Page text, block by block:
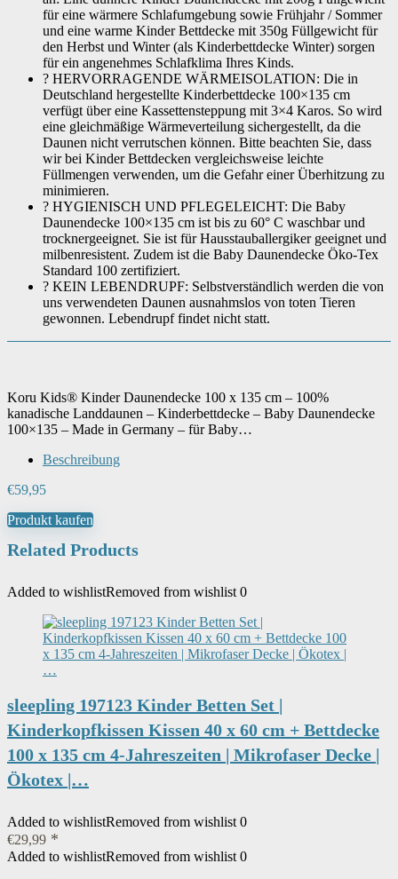
für eine wärmere Schlafumgebung sowie Frühjahr / Sommer
und eine warme Kinder Bettdecke mit 350g Füllgewicht für
den Herbst und Winter (als Kinderbettdecke Winter) sorgen
für ein angenehmes Schlafklima Ihres Kinds.
? HERVORRAGENDE WÄRMEISOLATION: Die in
Deutschland hergestellte Kinderbettdecke 100×135 cm
verfügt über eine Kassettensteppung mit 3×4 Karos. So wird
eine gleichmäßige Wärmeverteilung sichergestellt, da die
Daunen nicht verrutschen können. Bitte beachten Sie, dass
wir bei Kinder Bettdecken vergleichsweise leichte
Füllmengen verwenden, um die Gefahr einer Überhitzung zu
minimieren.
? HYGIENISCH UND PFLEGELEICHT: Die Baby
Daunendecke 100×135 cm ist bis zu 60° C waschbar und
trocknergeeignet. Sie ist für Hausstauballergiker geeignet und
milbenresistent. Zudem ist die Baby Daunendecke Öko-Tex
Standard 100 zertifiziert.
? KEIN LEBENDRUPF: Selbstverständlich werden die von
uns verwendeten Daunen ausnahmslos von toten Tieren
gewonnen. Lebendrupf findet nicht statt.
Koru Kids® Kinder Daunendecke 100 x 135 cm – 100%
kanadische Landdaunen – Kinderbettdecke – Baby Daunendecke
100×135 – Made in Germany – für Baby…
Beschreibung
€59,95
Produkt kaufen
Related Products
Added to wishlistRemoved from wishlist 0
sleepling 197123 Kinder Betten Set |
Kinderkopfkissen Kissen 40 x 60 cm + Bettdecke
100 x 135 cm 4-Jahreszeiten | Mikrofaser Decke |
Ökotex |…
Added to wishlistRemoved from wishlist 0
€29,99
Added to wishlistRemoved from wishlist 0